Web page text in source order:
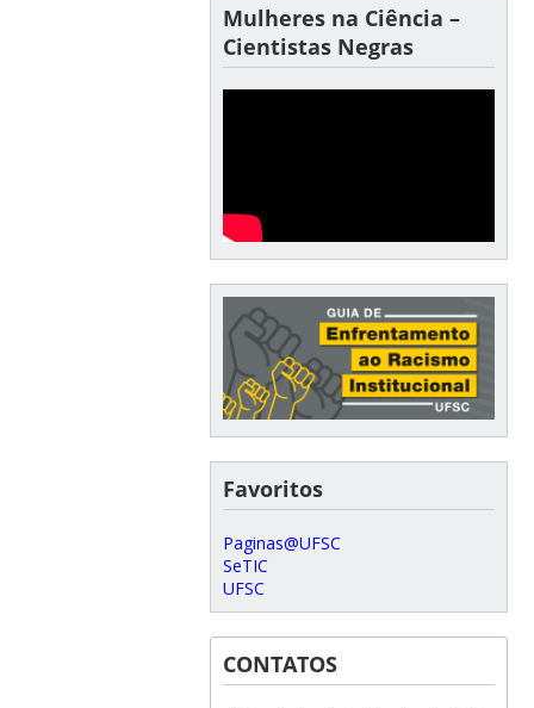
Mulheres na Ciência –
Cientistas Negras
Favoritos
Paginas@UFSC
SeTIC
UFSC
CONTATOS